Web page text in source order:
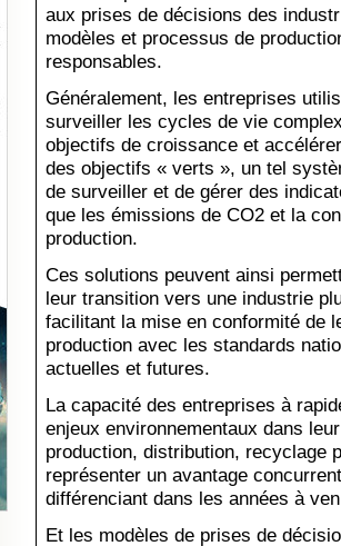
aux prises de décisions des
modèles et processus de
responsables.
Généralement, les entreprises
surveiller les cycles de vie
objectifs de croissance et
des objectifs « verts », un tel
de surveiller et de gérer des
que les émissions de CO2 et la
production.
Ces solutions peuvent ainsi
leur transition vers une industrie
facilitant la mise en conformité de
production avec les standards
actuelles et futures.
La capacité des entreprises à
enjeux environnementaux dans
production, distribution, recyclage
représenter un avantage
différenciant dans les années à
Et les modèles de prises de